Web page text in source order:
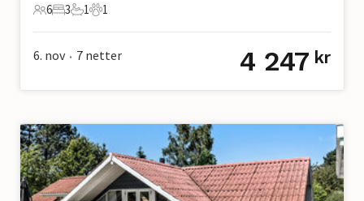
6 Gjester
6
3 Soverom
3
1 Bad
1
1 Kjæledyr
1
6. nov • 7 netter 4 247 kr